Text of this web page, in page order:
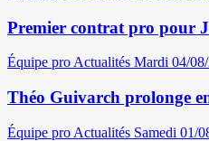
Premier contrat pro pour
Équipe proActualités Mardi 04/
Théo Guivarch prolonge
Équipe pro Actualités Samedi 01/